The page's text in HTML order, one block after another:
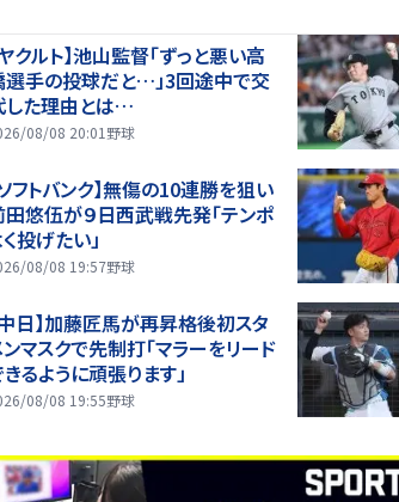
ヤクルト】池山監督「ずっと悪い高
選手の投球だと…」3回途中で交
した理由とは…
08/08 20:01 野球
ソフトバンク】無傷の10連勝を狙い
悠伍が９日西武戦先発「テンポ
投げたい」
08/08 19:57野球
中日】加藤匠馬が再昇格後初スタ
ンマスクで先制打「マラーをリード
るように頑張ります」
08/08 19:55野球